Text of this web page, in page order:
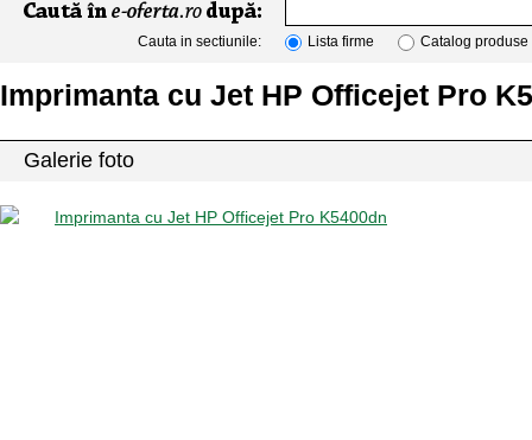
Cauta in sectiunile: Lista firme Catalog produse
Imprimanta cu Jet HP Officejet Pro
Galerie foto